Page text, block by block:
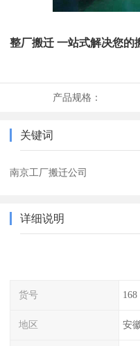
整厂搬迁 一站式解决您的
产品规格：
关键词
南京工厂搬迁公司
详细说明
货号 168
地区 安